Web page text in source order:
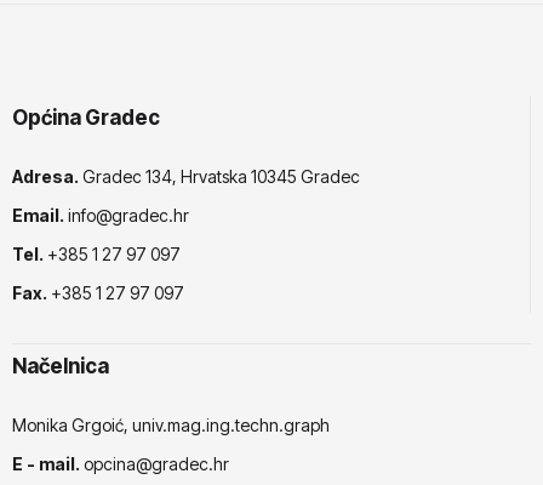
Općina Gradec
Adresa. Gradec 134, Hrvatska 10345 Gradec
Email. info@gradec.hr
Tel. +385 1 27 97 097
Fax. +385 1 27 97 097
Načelnica
Monika Grgoić, univ.mag.ing.techn.graph
E - mail. opcina@gradec.hr